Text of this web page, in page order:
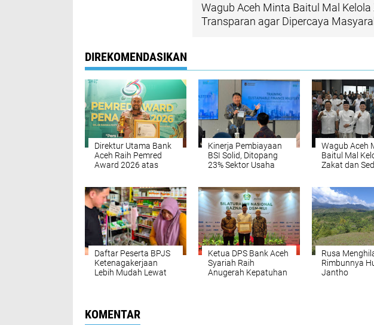
Wagub Aceh Minta Baitul Mal
Transparan agar Dipercaya
DIREKOMENDASIKAN
Direktur Utama Bank
Aceh Raih Pemred
Award 2026 atas
Informasi
Kinerja Pembiayaan
BSI Solid, Ditopang
23% Sektor Usaha
Wagub Aceh
Baitul Mal
Zakat dan
Masyarakat
Daftar Peserta BPJS
Ketenagakerjaan
Lebih Mudah Lewat
Ketua DPS Bank Aceh
Syariah Raih
Anugerah Kepatuhan
Rusa
Rimbunnya
Jantho
KOMENTAR